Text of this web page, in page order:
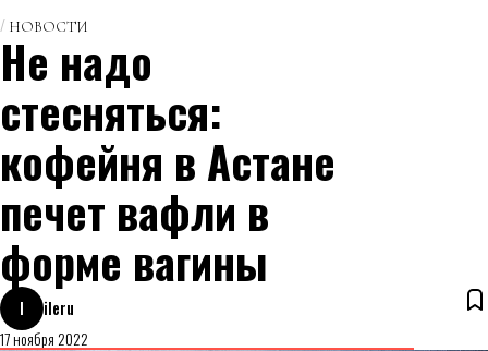
НОВОСТИ
Не надо
стесняться:
кофейня в Астане
печет вафли в
форме вагины
I
ileru
17 ноября 2022